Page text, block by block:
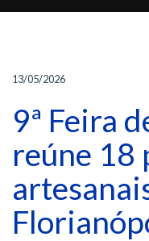
13/05/2026
9ª Feira
reúne 18